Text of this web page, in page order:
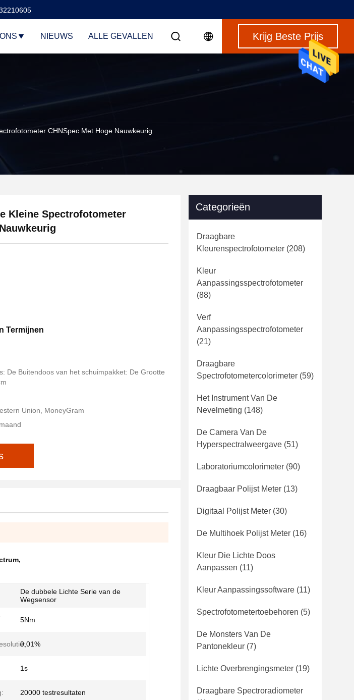
NIEUWS ALLE GEVALLEN Krijg Beste Prijs
CHNSpec Met Hoge Nauwkeurig
Kleine Spectrofotometer
Termijnen
De Buitendoos van het schuimpakket: De Grootte
Union, MoneyGram
,
De dubbele Lichte Serie van de
Wegsensor
5Nm
0,01%
1s
20000 testresultaten
Categorieën
Draagbare
Kleurenspectrofotometer (208)
Kleur
Aanpassingsspectrofotometer
(88)
Verf
Aanpassingsspectrofotometer
(21)
Draagbare
Spectrofotometercolorimeter (59)
Het Instrument Van De
Nevelmeting (148)
De Camera Van De
Hyperspectralweergave (51)
Laboratoriumcolorimeter (90)
Draagbaar Polijst Meter (13)
Digitaal Polijst Meter (30)
De Multihoek Polijst Meter (16)
Kleur Die Lichte Doos
Aanpassen (11)
Kleur Aanpassingssoftware (11)
Spectrofotometertoebehoren (5)
De Monsters Van De
Pantonekleur (7)
Lichte Overbrengingsmeter (19)
Draagbare Spectroradiometer